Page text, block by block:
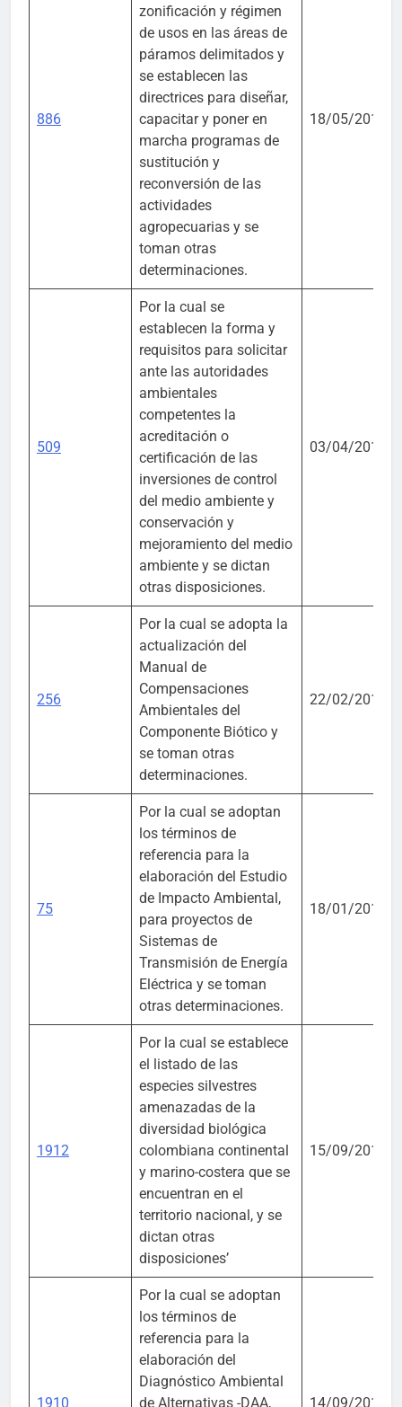
886
zonificación y régimen
de usos en las áreas de
páramos delimitados y
se establecen las
directrices para diseñar,
capacitar y poner en
marcha programas de
sustitución y
reconversión de las
actividades
agropecuarias y se
toman otras
determinaciones.
18/05/2018
509
Por la cual se
establecen la forma y
requisitos para solicitar
ante las autoridades
ambientales
competentes la
acreditación o
certificación de las
inversiones de control
del medio ambiente y
conservación y
mejoramiento del medio
ambiente y se dictan
otras disposiciones.
03/04/2018
256
Por la cual se adopta la
actualización del
Manual de
Compensaciones
Ambientales del
Componente Biótico y
se toman otras
determinaciones.
22/02/2018
75
Por la cual se adoptan
los términos de
referencia para la
elaboración del Estudio
de Impacto Ambiental,
para proyectos de
Sistemas de
Transmisión de Energía
Eléctrica y se toman
otras determinaciones.
18/01/2018
1912
Por la cual se establece
el listado de las
especies silvestres
amenazadas de la
diversidad biológica
colombiana continental
y marino-costera que se
encuentran en el
territorio nacional, y se
dictan otras
disposiciones’
15/09/2017
1910
Por la cual se adoptan
los términos de
referencia para la
elaboración del
Diagnóstico Ambiental
de Alternativas -DAA,
14/09/2017